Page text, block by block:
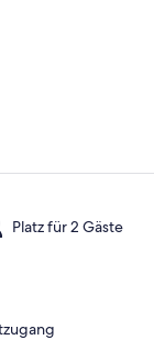
Platz für 2 Gäste